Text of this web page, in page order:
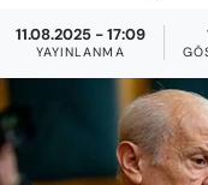
11.08.2025 - 17:09
YAYINLANMA
EĞİTİM
KADIN
SAĞLIK